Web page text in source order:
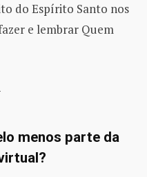
do Espírito Santo nos
e lembrar Quem
menos parte da